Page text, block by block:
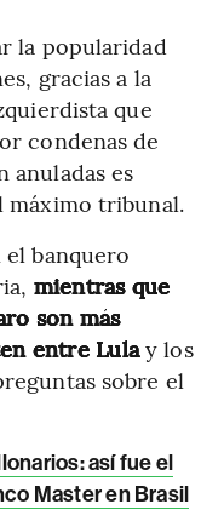
la popularidad
gracias a la
que
condenas de
es
máximo tribunal.
banquero
mientras que
son más
entre Lulay los
sobre el
así fue el
Master en Brasil